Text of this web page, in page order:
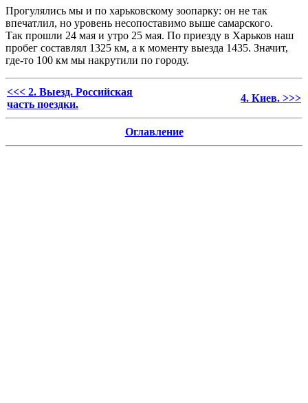
Прогулялись мы и по харьковскому зоопарку: он не так
впечатлил, но уровень несопоставимо выше самарского.
Так прошли 24 мая и утро 25 мая. По приезду в Харьков наш
пробег составлял 1325 км, а к моменту выезда 1435. Значит,
где-то 100 км мы накрутили по городу.
<<< 2. Выезд. Российская
часть поездки.
4. Киев. >>>
Оглавление